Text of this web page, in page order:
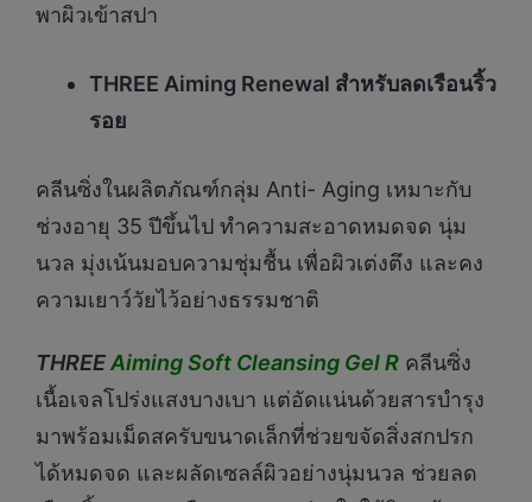
พาผิวเข้าสปา
THREE Aiming Renewal สำหรับลดเรือนริ้ว
รอย
คลีนซิ่งในผลิตภัณฑ์กลุ่ม Anti- Aging เหมาะกับ
ช่วงอายุ 35 ปีขึ้นไป ทำความสะอาดหมดจด นุ่ม
นวล มุ่งเน้นมอบความชุ่มชื้น เพื่อผิวเต่งตึง และคง
ความเยาว์วัยไว้อย่างธรรมชาติ
THREEAiming Soft Cleansing Gel R คลีนซิ่ง
เนื้อเจลโปร่งแสงบางเบา แต่อัดแน่นด้วยสารบำรุง
มาพร้อมเม็ดสครับขนาดเล็กที่ช่วยขจัดสิ่งสกปรก
ได้หมดจด และผลัดเซลล์ผิวอย่างนุ่มนวล ช่วยลด